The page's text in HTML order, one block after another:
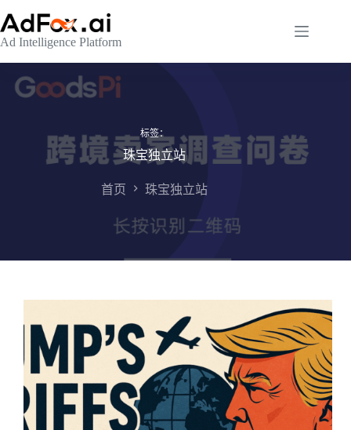
至
内
容
Ad Intelligence Platform
标签：
珠宝独立站
首页 珠宝独立站